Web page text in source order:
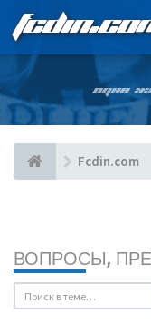
ОДНА
Fcdin.com
ВОПРОСЫ,